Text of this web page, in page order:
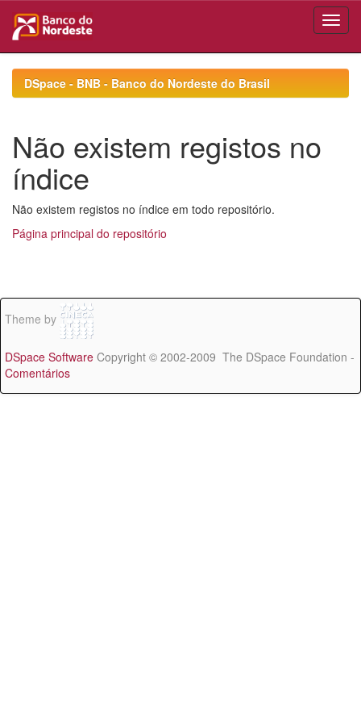
navigationDSpace - BNB - Banco do Nordeste do Brasil
Não existem registos no
índice
Não existem registos no índice em todo repositório.
Página principal do repositório
Theme by
DSpace Software Copyright © 2002-2009 The DSpace Foundation -
Comentários